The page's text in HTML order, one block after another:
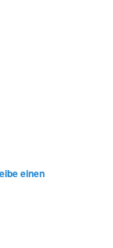
einen